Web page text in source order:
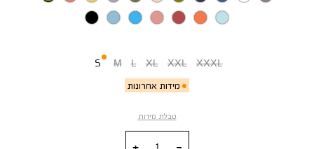
S
מידות אחרונות
M L XL XXL XXXL
טבלת מידות